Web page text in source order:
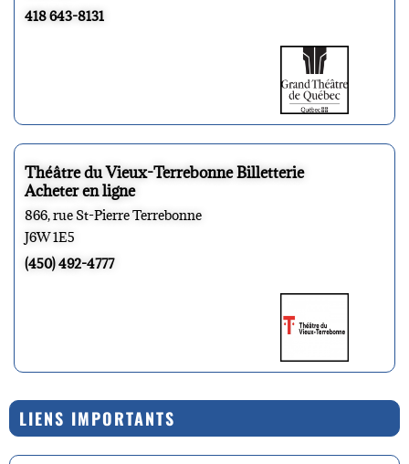
418 643-8131
Théâtre du Vieux-Terrebonne Billetterie
Acheter en ligne
866, rue St-Pierre Terrebonne
J6W 1E5
(450) 492-4777
LIENS IMPORTANTS